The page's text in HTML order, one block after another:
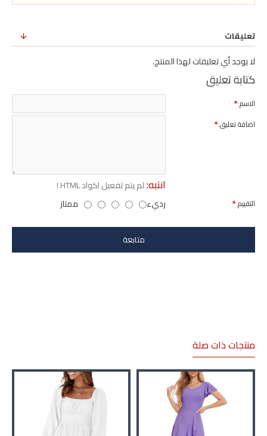
تعليقات
لا يوجد أي تعليقات لهذا المنتج.
كتابة تعليق
الاسم:
اضافة تعليق:
انتبه:لم يتم تفعيل اكواد HTML !
التقييم: رديء ممتاز
متابعة
منتجات ذات صلة